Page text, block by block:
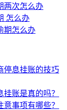
两次怎么办
怎么办
期怎么办
停息挂账的技巧
账是真的吗？
事项有哪些？